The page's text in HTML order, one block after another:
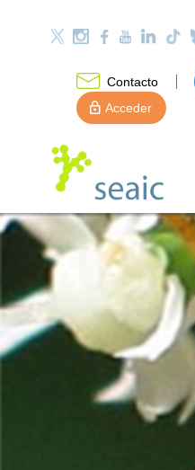
Contacto
Acceder